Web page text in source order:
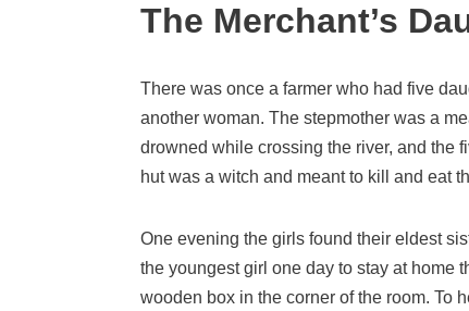
The Merchant’s
There was once a farmer who had five
another woman. The stepmother was a
drowned while crossing the river, and the
hut was a witch and meant to kill and eat
One evening the girls found their eldest
the youngest girl one day to stay at home
wooden box in the corner of the room. To